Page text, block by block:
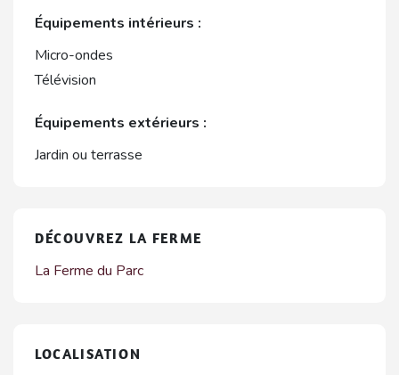
Équipements intérieurs :
Micro-ondes
Télévision
Équipements extérieurs :
Jardin ou terrasse
DÉCOUVREZ LA FERME
La Ferme du Parc
LOCALISATION